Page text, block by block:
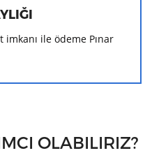
imkanı ile ödeme Pınar
OLABILIRIZ?